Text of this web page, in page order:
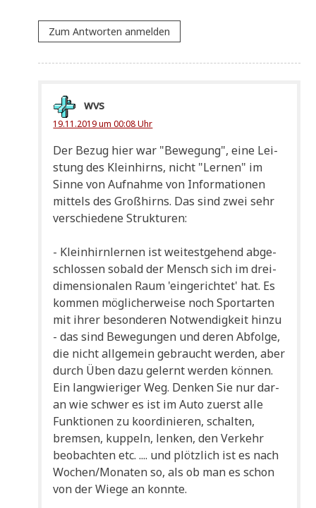
Zum Antworten anmelden
wvs
19.11.2019 um 00:08 Uhr
Der Bezug hier war "Bewe­gung", eine Lei­
stung des Klein­hirns, nicht "Ler­nen" im
Sin­ne von Auf­nah­me von Infor­ma­tio­nen
mit­tels des Groß­hirns. Das sind zwei sehr
ver­schie­de­ne Strukturen:
- Klein­hirn­ler­nen ist wei­test­ge­hend abge­
schlos­sen sobald der Mensch sich im drei­
di­men­sio­na­len Raum 'ein­ge­rich­tet' hat. Es
kom­men mög­li­cher­wei­se noch Sport­ar­ten
mit ihrer beson­de­ren Not­wen­dig­keit hin­zu
- das sind Bewe­gun­gen und deren Abfol­ge,
die nicht all­ge­mein gebraucht wer­den, aber
durch Üben dazu gelernt wer­den kön­nen.
Ein lang­wie­ri­ger Weg. Den­ken Sie nur dar­
an wie schwer es ist im Auto zuerst alle
Funk­tio­nen zu koor­di­nie­ren, schal­ten,
brem­sen, kup­peln, len­ken, den Ver­kehr
beob­ach­ten etc. .... und plötz­lich ist es nach
Wochen/Monaten so, als ob man es schon
von der Wie­ge an konnte.